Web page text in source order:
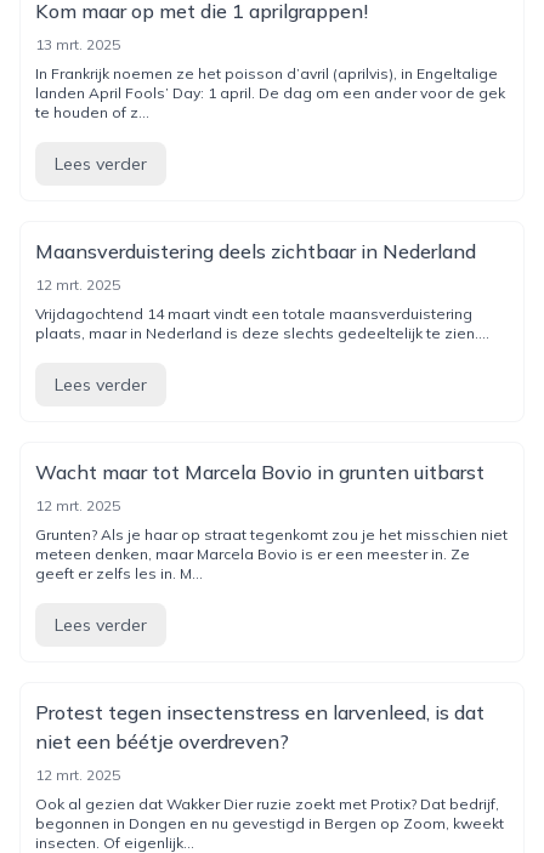
Kom maar op met die 1 aprilgrappen!
13 mrt. 2025
In Frankrijk noemen ze het poisson d’avril (aprilvis), in Engeltalige
landen April Fools’ Day: 1 april. De dag om een ander voor de gek
te houden of z...
Lees verder
Maansverduistering deels zichtbaar in Nederland
12 mrt. 2025
Vrijdagochtend 14 maart vindt een totale maansverduistering
plaats, maar in Nederland is deze slechts gedeeltelijk te zien....
Lees verder
Wacht maar tot Marcela Bovio in grunten uitbarst
12 mrt. 2025
Grunten? Als je haar op straat tegenkomt zou je het misschien niet
meteen denken, maar Marcela Bovio is er een meester in. Ze
geeft er zelfs les in. M...
Lees verder
Protest tegen insectenstress en larvenleed, is dat
niet een béétje overdreven?
12 mrt. 2025
Ook al gezien dat Wakker Dier ruzie zoekt met Protix? Dat bedrijf,
begonnen in Dongen en nu gevestigd in Bergen op Zoom, kweekt
insecten. Of eigenlijk...